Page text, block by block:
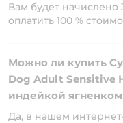
Вам будет
оплатить 100 %
Можно ли купить
Dog Adult Sensitive
индейкой ягненком
Да, в нашем